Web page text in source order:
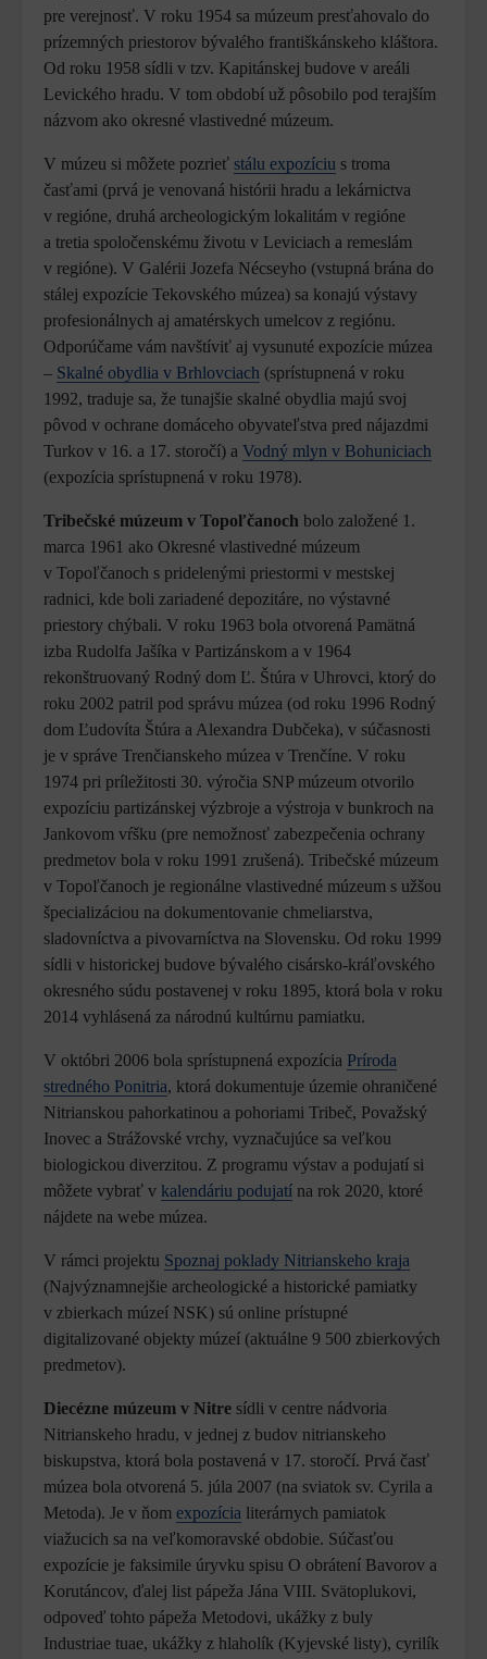
pre verejnosť. V roku 1954 sa múzeum presťahovalo do
prízemných priestorov bývalého františkánskeho kláštora.
Od roku 1958 sídli v tzv. Kapitánskej budove v areáli
Levického hradu. V tom období už pôsobilo pod terajším
názvom ako okresné vlastivedné múzeum.
V múzeu si môžete pozrieť stálu expozíciu s troma
časťami (prvá je venovaná histórii hradu a lekárnictva
v regióne, druhá archeologickým lokalitám v regióne
a tretia spoločenskému životu v Leviciach a remeslám
v regióne). V Galérii Jozefa Nécseyho (vstupná brána do
stálej expozície Tekovského múzea) sa konajú výstavy
profesionálnych aj amatérskych umelcov z regiónu.
Odporúčame vám navštíviť aj vysunuté expozície múzea
– Skalné obydlia v Brhlovciach (sprístupnená v roku
1992, traduje sa, že tunajšie skalné obydlia majú svoj
pôvod v ochrane domáceho obyvateľstva pred nájazdmi
Turkov v 16. a 17. storočí) a Vodný mlyn v Bohuniciach
(expozícia sprístupnená v roku 1978).
Tribečské múzeum v Topoľčanoch bolo založené 1.
marca 1961 ako Okresné vlastivedné múzeum
v Topoľčanoch s pridelenými priestormi v mestskej
radnici, kde boli zariadené depozitáre, no výstavné
priestory chýbali. V roku 1963 bola otvorená Pamätná
izba Rudolfa Jašíka v Partizánskom a v 1964
rekonštruovaný Rodný dom Ľ. Štúra v Uhrovci, ktorý do
roku 2002 patril pod správu múzea (od roku 1996 Rodný
dom Ľudovíta Štúra a Alexandra Dubčeka), v súčasnosti
je v správe Trenčianskeho múzea v Trenčíne. V roku
1974 pri príležitosti 30. výročia SNP múzeum otvorilo
expozíciu partizánskej výzbroje a výstroja v bunkroch na
Jankovom vŕšku (pre nemožnosť zabezpečenia ochrany
predmetov bola v roku 1991 zrušená). Tribečské múzeum
v Topoľčanoch je regionálne vlastivedné múzeum s užšou
špecializáciou na dokumentovanie chmeliarstva,
sladovníctva a pivovarníctva na Slovensku. Od roku 1999
sídli v historickej budove bývalého cisársko-kráľovského
okresného súdu postavenej v roku 1895, ktorá bola v roku
2014 vyhlásená za národnú kultúrnu pamiatku.
V októbri 2006 bola sprístupnená expozícia Príroda
stredného Ponitria, ktorá dokumentuje územie ohraničené
Nitrianskou pahorkatinou a pohoriami Tribeč, Považský
Inovec a Strážovské vrchy, vyznačujúce sa veľkou
biologickou diverzitou. Z programu výstav a podujatí si
môžete vybrať v kalendáriu podujatí na rok 2020, ktoré
nájdete na webe múzea.
V rámci projektu Spoznaj poklady Nitrianskeho kraja
(Najvýznamnejšie archeologické a historické pamiatky
v zbierkach múzeí NSK) sú online prístupné
digitalizované objekty múzeí (aktuálne 9 500 zbierkových
predmetov).
Diecézne múzeum v Nitre sídli v centre nádvoria
Nitrianskeho hradu, v jednej z budov nitrianskeho
biskupstva, ktorá bola postavená v 17. storočí. Prvá časť
múzea bola otvorená 5. júla 2007 (na sviatok sv. Cyrila a
Metoda). Je v ňom expozícia literárnych pamiatok
viažucich sa na veľkomoravské obdobie. Súčasťou
expozície je faksimile úryvku spisu O obrátení Bavorov a
Korutáncov, ďalej list pápeža Jána VIII. Svätoplukovi,
odpoveď tohto pápeža Metodovi, ukážky z buly
Industriae tuae, ukážky z hlaholík (Kyjevské listy), cyrilík